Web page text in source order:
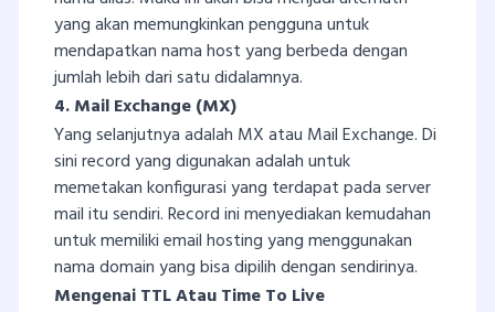
yang akan memungkinkan pengguna untuk
mendapatkan nama host yang berbeda dengan
jumlah lebih dari satu didalamnya.
4. Mail Exchange (MX)
Yang selanjutnya adalah MX atau Mail Exchange. Di
sini record yang digunakan adalah untuk
memetakan konfigurasi yang terdapat pada server
mail itu sendiri. Record ini menyediakan kemudahan
untuk memiliki email hosting yang menggunakan
nama domain yang bisa dipilih dengan sendirinya.
Mengenai TTL Atau Time To Live